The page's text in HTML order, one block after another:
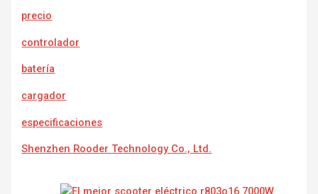
precio
controlador
batería
cargador
especificaciones
Shenzhen Rooder Technology Co., Ltd.